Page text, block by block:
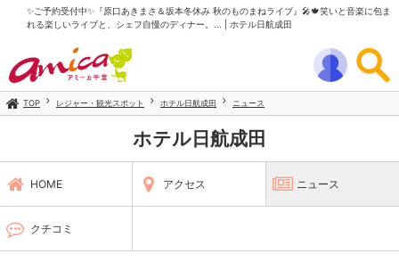
✨ご予約受付中✨『原口あきまさ＆坂本冬休み 秋のものまねライブ』🎤🍁笑いと音楽に包ま
れる楽しいライブと、シェフ自慢のディナー。... | ホテル日航成田
TOP レジャー・観光スポット ホテル日航成田 ニュース
ホテル日航成田
HOME アクセス ニュース
クチコミ